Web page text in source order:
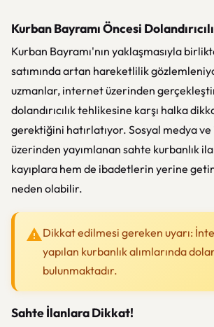
Kurban Bayramı Öncesi
Kurban Bayramı'nın yaklaşmasıyla
satımında artan hareketlilik
uzmanlar, internet üzerinden
dolandırıcılık tehlikesine karşı halka
gerektiğini hatırlatıyor. Sosyal medya
üzerinden yayımlanan sahte kurbanlık
kayıplara hem de ibadetlerin yerine
neden olabilir.
Dikkat edilmesi gereken uyarı:
yapılan kurbanlık alımlarında
bulunmaktadır.
Sahte İlanlara Dikkat!